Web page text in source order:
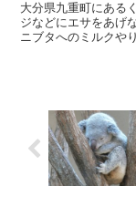
大分県九重町にある
ジなどにエサをあげ
ニブタへのミルクや